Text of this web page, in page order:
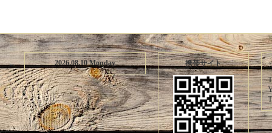
2026.08.10 Monday 携帯サイト